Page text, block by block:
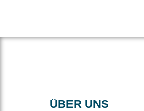
ÜBER UNS